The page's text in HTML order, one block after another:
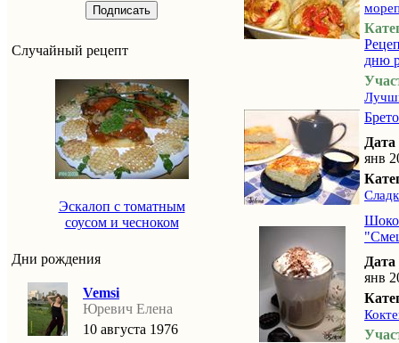
Подписать
Случайный рецепт
Эскалоп с томатным
соусом и чесноком
Дни рождения
Vemsi
Юревич Елена
10 августа 1976
дню
янв
янв